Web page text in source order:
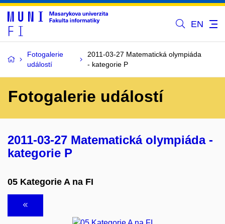
EN
Fotogalerie
událostí
2011-03-27 Matematická olympiáda
- kategorie P
Fotogalerie událostí
2011-03-27 Matematická olympiáda -
kategorie P
05 Kategorie A na FI